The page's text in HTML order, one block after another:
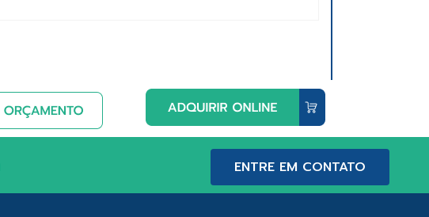
ENTRE EM CONTATO